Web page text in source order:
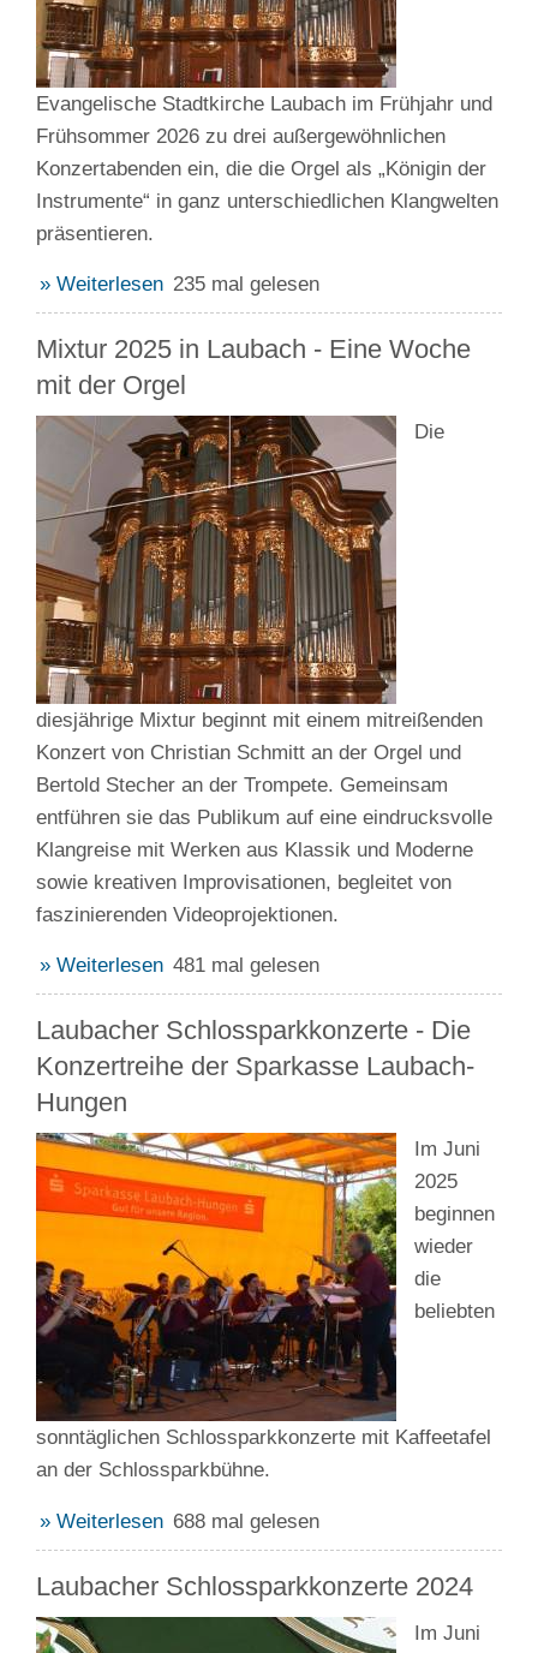
Evangelische Stadtkirche Laubach im Frühjahr und
Frühsommer 2026 zu drei außergewöhnlichen
Konzertabenden ein, die die Orgel als „Königin der
Instrumente“ in ganz unterschiedlichen Klangwelten
präsentieren.
» Weiterlesen 235 mal gelesen
Mixtur 2025 in Laubach - Eine Woche
mit der Orgel
Die
diesjährige Mixtur beginnt mit einem mitreißenden
Konzert von Christian Schmitt an der Orgel und
Bertold Stecher an der Trompete. Gemeinsam
entführen sie das Publikum auf eine eindrucksvolle
Klangreise mit Werken aus Klassik und Moderne
sowie kreativen Improvisationen, begleitet von
faszinierenden Videoprojektionen.
» Weiterlesen 481 mal gelesen
Laubacher Schlossparkkonzerte - Die
Konzertreihe der Sparkasse Laubach-
Hungen
Im Juni
2025
beginnen
wieder
die
beliebten
sonntäglichen Schlossparkkonzerte mit Kaffeetafel
an der Schlossparkbühne.
» Weiterlesen 688 mal gelesen
Laubacher Schlossparkkonzerte 2024
Im Juni